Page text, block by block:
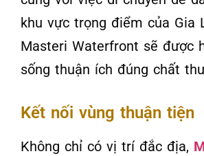
khu vực trọng điểm của Gia
Masteri Waterfront sẽ được
sống thuận ích đúng chất
Kết nối vùng thuận tiện
Không chỉ có vị trí đắc địa,